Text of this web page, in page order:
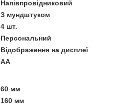
Напівпровідниковий
З мундштуком
4 шт.
Персональний
Відображення на дисплеї
AA
60 мм
160 мм